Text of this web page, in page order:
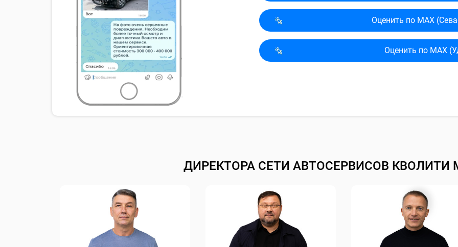
Оценить по MAX
Оценить по MAX
ДИРЕКТОРА СЕТИ АВТОСЕРВИСОВ КВОЛИТИ